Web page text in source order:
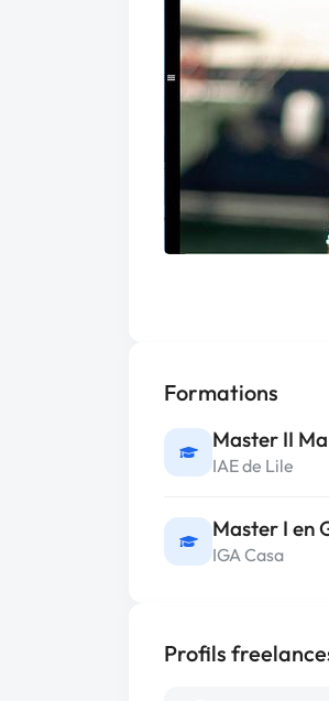
Formations
Master II
IAE de Lile
Master I en
IGA Casa
Profils